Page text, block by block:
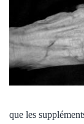
que les